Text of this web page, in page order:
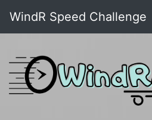
WindR Speed Challenge